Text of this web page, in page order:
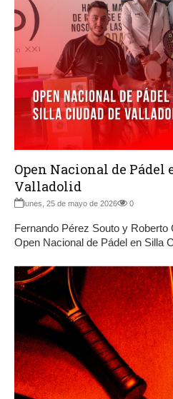
Open Nacional de Pádel
Valladolid
lunes, 25 de mayo de 2026 0
Fernando Pérez Souto y
Open Nacional de Pádel en Silla